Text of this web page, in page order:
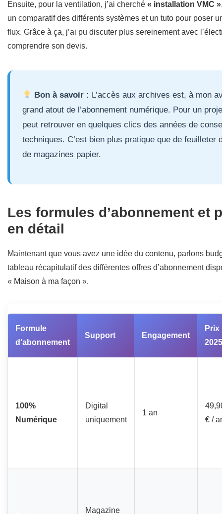
Ensuite, pour la ventilation, j’ai cherché « installation VMC »
un comparatif des différents systèmes et un tuto pour poser
flux. Grâce à ça, j’ai pu discuter plus sereinement avec
comprendre son devis.
Bon à savoir : L’accès aux archives est, à mon
grand atout de l’abonnement numérique. Pour un
peut retrouver en quelques clics des années de
techniques. C’est bien plus pratique que de feuilleter
de magazines papier.
Les formules d’abonnement et
en détail
Maintenant que vous avez une idée du contenu, parlons
tableau récapitulatif des différentes offres d’abonnement
« Maison à ma façon ».
Formule
d’abonnement
Support Engagement
Prix
2025
100%
Numérique
Digital
uniquement
1 an
€ /
Magazine